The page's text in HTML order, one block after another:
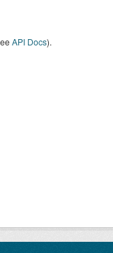
API Docs).